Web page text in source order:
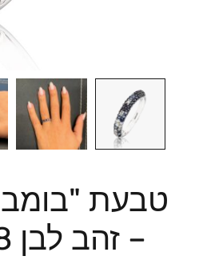
טבעת
– זהב לבן 18 קראט